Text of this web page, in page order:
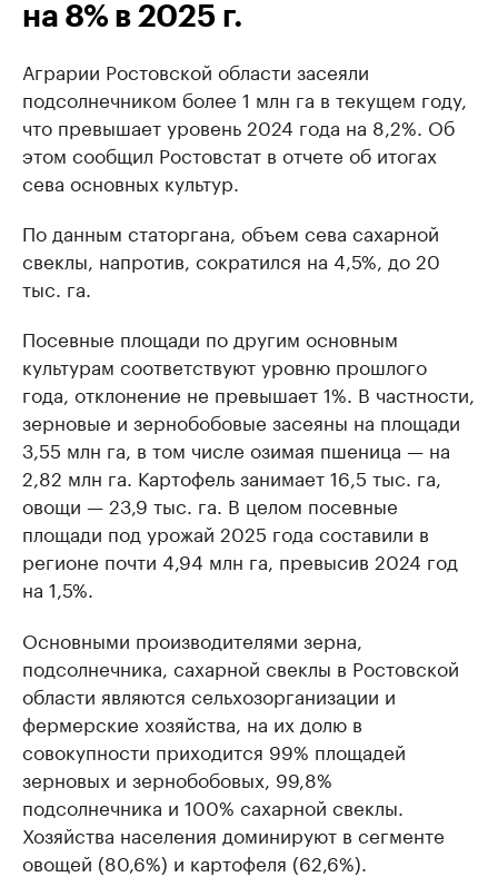
на 8% в 2025 г.
Аграрии Ростовской области засеяли
подсолнечником более 1 млн га в текущем году,
что превышает уровень 2024 года на 8,2%. Об
этом сообщил Ростовстат в отчете об итогах
сева основных культур.
По данным статоргана, объем сева сахарной
свеклы, напротив, сократился на 4,5%, до 20
тыс. га.
Посевные площади по другим основным
культурам соответствуют уровню прошлого
года, отклонение не превышает 1%. В частности,
зерновые и зернобобовые засеяны на площади
3,55 млн га, в том числе озимая пшеница — на
2,82 млн га. Картофель занимает 16,5 тыс. га,
овощи — 23,9 тыс. га. В целом посевные
площади под урожай 2025 года составили в
регионе почти 4,94 млн га, превысив 2024 год
на 1,5%.
Основными производителями зерна,
подсолнечника, сахарной свеклы в Ростовской
области являются сельхозорганизации и
фермерские хозяйства, на их долю в
совокупности приходится 99% площадей
зерновых и зернобобовых, 99,8%
подсолнечника и 100% сахарной свеклы.
Хозяйства населения доминируют в сегменте
овощей (80,6%) и картофеля (62,6%).